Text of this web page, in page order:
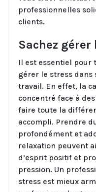
professionnelles
clients.
Sachez gérer
Il est essentiel pour
gérer le stress dans
travail. En effet, la
concentré face à
faire toute la
accompli. Prendre
profondément et
relaxation peuvent
d’esprit positif et
pression. Un
stress est mieux